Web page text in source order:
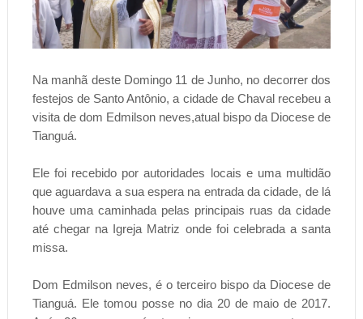
Na manhã deste Domingo 11 de Junho, no decorrer dos
festejos de Santo Antônio, a cidade de Chaval recebeu a
visita de dom Edmilson neves,atual bispo da Diocese de
Tianguá.
Ele foi recebido por autoridades locais e uma multidão
que aguardava a sua espera na entrada da cidade, de lá
houve uma caminhada pelas principais ruas da cidade
até chegar na Igreja Matriz onde foi celebrada a santa
missa.
Dom Edmilson neves, é o terceiro bispo da Diocese de
Tianguá. Ele tomou posse no dia 20 de maio de 2017.